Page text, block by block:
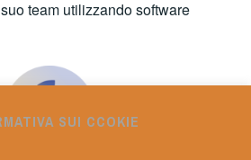
team utilizzando software
SUI CCOKIE